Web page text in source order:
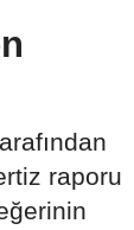
raporu